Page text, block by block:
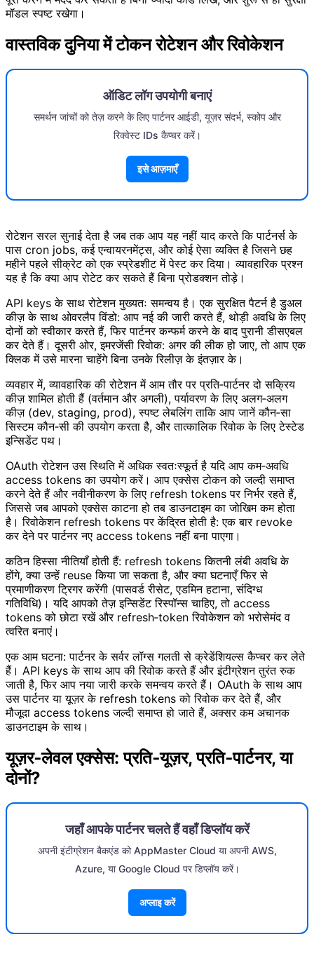
मॉडल स्पष्ट रखेगा।
वास्तविक दुनिया में टोकन रोटेशन और रिवोकेशन
ऑडिट लॉग उपयोगी बनाएं
समर्थन जांचों को तेज़ करने के लिए पार्टनर आईडी, यूज़र संदर्भ, स्कोप और
रिक्वेस्ट IDs कैप्चर करें।
इसे आज़माएँ
रोटेशन सरल सुनाई देता है जब तक आप यह नहीं याद करते कि पार्टनर्स के
पास cron jobs, कई एन्वायरनमेंट्स, और कोई ऐसा व्यक्ति है जिसने छह
महीने पहले सीक्रेट को एक स्प्रेडशीट में पेस्ट कर दिया। व्यावहारिक प्रश्न
यह है कि क्या आप रोटेट कर सकते हैं बिना प्रोडक्शन तोड़े।
API keys के साथ रोटेशन मुख्यतः समन्वय है। एक सुरक्षित पैटर्न है डुअल
कीज़ के साथ ओवरलैप विंडो: आप नई की जारी करते हैं, थोड़ी अवधि के लिए
दोनों को स्वीकार करते हैं, फिर पार्टनर कन्फर्म करने के बाद पुरानी डीसएबल
कर देते हैं। दूसरी ओर, इमरजेंसी रिवोक: अगर की लीक हो जाए, तो आप एक
क्लिक में उसे मारना चाहेंगे बिना उनके रिलीज़ के इंतज़ार के।
व्यवहार में, व्यावहारिक की रोटेशन में आम तौर पर प्रति‑पार्टनर दो सक्रिय
कीज़ शामिल होती हैं (वर्तमान और अगली), पर्यावरण के लिए अलग‑अलग
कीज़ (dev, staging, prod), स्पष्ट लेबलिंग ताकि आप जानें कौन‑सा
सिस्टम कौन‑सी की उपयोग करता है, और तात्कालिक रिवोक के लिए टेस्टेड
इन्सिडेंट पथ।
OAuth रोटेशन उस स्थिति में अधिक स्वतःस्फूर्त है यदि आप कम‑अवधि
access tokens का उपयोग करें। आप एक्सेस टोकन को जल्दी समाप्त
करने देते हैं और नवीनीकरण के लिए refresh tokens पर निर्भर रहते हैं,
जिससे जब आपको एक्सेस काटना हो तब डाउनटाइम का जोखिम कम होता
है। रिवोकेशन refresh tokens पर केंद्रित होती है: एक बार revoke
कर देने पर पार्टनर नए access tokens नहीं बना पाएगा।
कठिन हिस्सा नीतियाँ होती हैं: refresh tokens कितनी लंबी अवधि के
होंगे, क्या उन्हें reuse किया जा सकता है, और क्या घटनाएँ फिर से
प्रमाणीकरण ट्रिगर करेंगी (पासवर्ड रीसेट, एडमिन हटाना, संदिग्ध
गतिविधि)। यदि आपको तेज़ इन्सिडेंट रिस्पॉन्स चाहिए, तो access
tokens को छोटा रखें और refresh‑token रिवोकेशन को भरोसेमंद व
त्वरित बनाएं।
एक आम घटना: पार्टनर के सर्वर लॉग्स गलती से क्रेडेंशियल्स कैप्चर कर लेते
हैं। API keys के साथ आप की रिवोक करते हैं और इंटीग्रेशन तुरंत रुक
जाती है, फिर आप नया जारी करके समन्वय करते हैं। OAuth के साथ आप
उस पार्टनर या यूज़र के refresh tokens को रिवोक कर देते हैं, और
मौजूदा access tokens जल्दी समाप्त हो जाते हैं, अक्सर कम अचानक
डाउनटाइम के साथ।
यूज़र‑लेवल एक्सेस: प्रति‑यूज़र, प्रति‑पार्टनर, या
दोनों?
जहाँ आपके पार्टनर चलते हैं वहाँ डिप्लॉय करें
अपनी इंटीग्रेशन बैकएंड को AppMaster Cloud या अपनी AWS,
Azure, या Google Cloud पर डिप्लॉय करें।
अप्लाइ करें